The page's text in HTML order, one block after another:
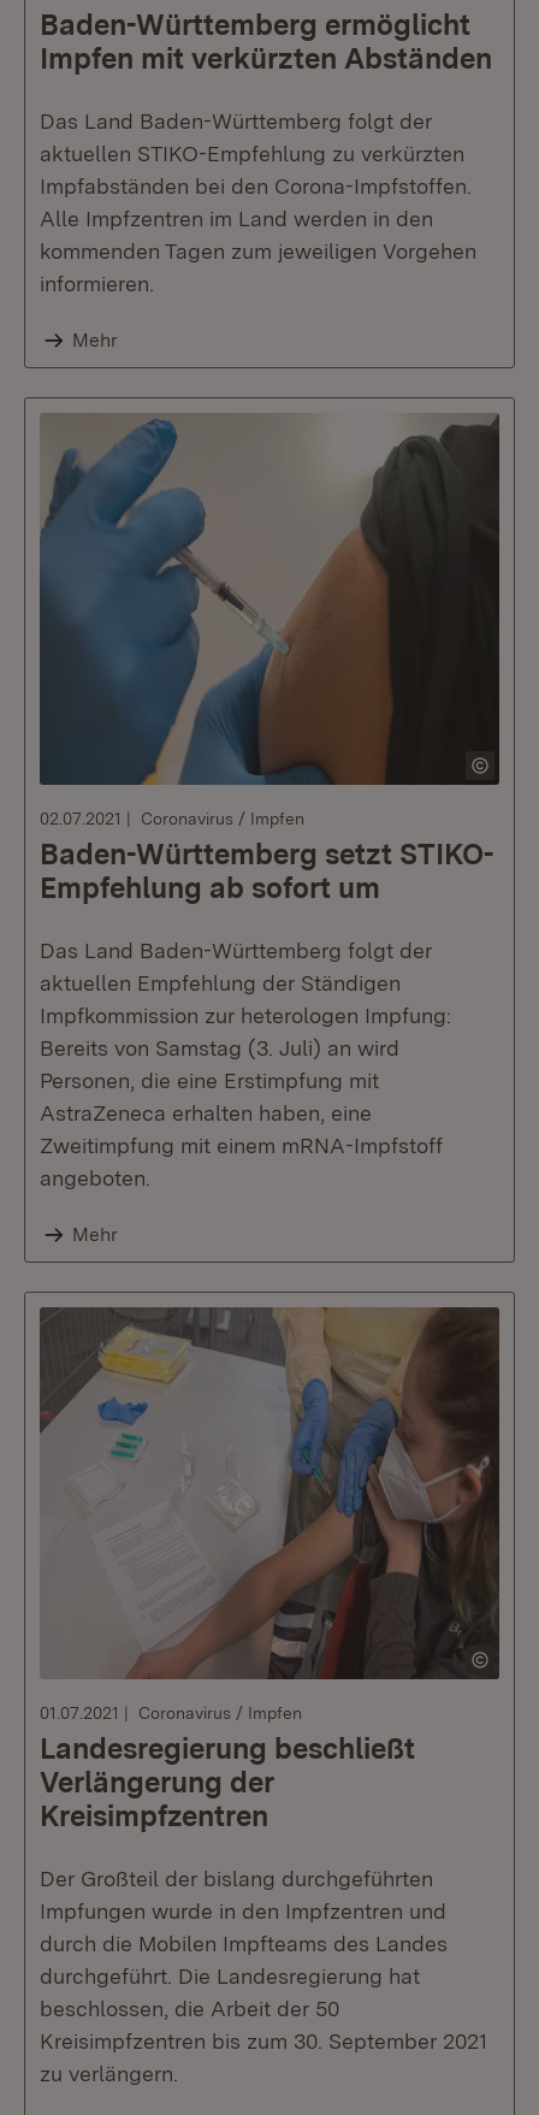
Baden-Württemberg ermöglicht
Impfen mit verkürzten Abständen
Das Land Baden-Württemberg folgt der
aktuellen STIKO-Empfehlung zu verkürzten
Impfabständen bei den Corona-Impfstoffen.
Alle Impfzentren im Land werden in den
kommenden Tagen zum jeweiligen Vorgehen
informieren.
Mehr
02.07.2021 Coronavirus / Impfen
Baden-Württemberg setzt STIKO-
Empfehlung ab sofort um
Das Land Baden-Württemberg folgt der
aktuellen Empfehlung der Ständigen
Impfkommission zur heterologen Impfung:
Bereits von Samstag (3. Juli) an wird
Personen, die eine Erstimpfung mit
AstraZeneca erhalten haben, eine
Zweitimpfung mit einem mRNA-Impfstoff
angeboten.
Mehr
01.07.2021 Coronavirus / Impfen
Landesregierung beschließt
Verlängerung der
Kreisimpfzentren
Der Großteil der bislang durchgeführten
Impfungen wurde in den Impfzentren und
durch die Mobilen Impfteams des Landes
durchgeführt. Die Landesregierung hat
beschlossen, die Arbeit der 50
Kreisimpfzentren bis zum 30. September 2021
zu verlängern.